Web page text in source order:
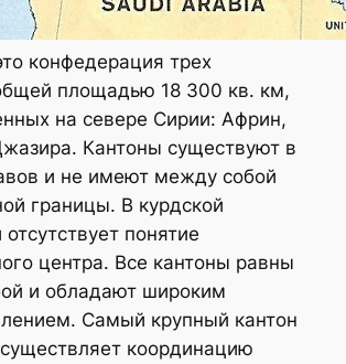
конфедерация трех
площадью 18 300 кв. км,
на севере Сирии: Африн,
Кантоны существуют в
и не имеют между собой
границы. В курдской
понятие
центра. Все кантоны равны
и обладают широким
Самый крупный кантон
координацию